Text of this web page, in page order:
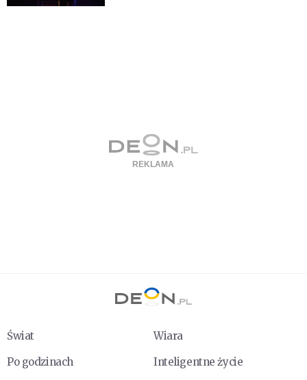
Świat
Wiara
Po godzinach
Inteligentne życie